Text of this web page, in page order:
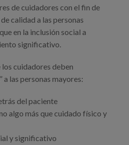
de cuidadores con el fin de
calidad a las personas
en la inclusión social a
significativo.
cuidadores deben
a las personas mayores:
del paciente
algo más que cuidado físico y
y significativo